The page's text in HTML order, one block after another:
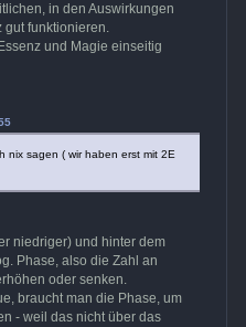
in den Auswirkungen
gut funktionieren.
und Magie einseitig
nix sagen ( wir haben erst mit 2E
niedriger) und hinter dem
Phase, also die Zahl an
oder senken.
braucht man die Phase, um
- weil das nicht über das